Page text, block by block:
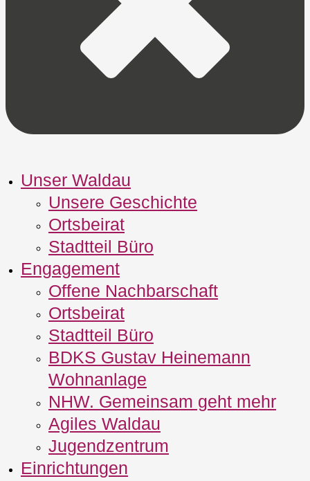
Unser Waldau
Unsere Geschichte
Ortsbeirat
Stadtteil Büro
Engagement
Offene Nachbarschaft
Ortsbeirat
Stadtteil Büro
BDKS Gustav Heinemann
Wohnanlage
NHW. Gemeinsam geht mehr
Agiles Waldau
Jugendzentrum
Einrichtungen